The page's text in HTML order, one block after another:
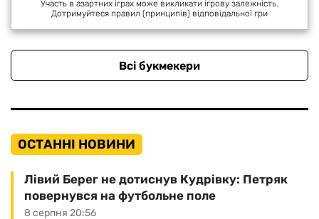
Участь в азартних іграх може викликати ігрову залежність.
Дотримуйтеся правил (принципів) відповідальної гри
Всі букмекери
ОСТАННІ НОВИНИ
8 серпня 20:56
Лівий Берег не дотиснув Кудрівку: Петряк
повернувся на футбольне поле